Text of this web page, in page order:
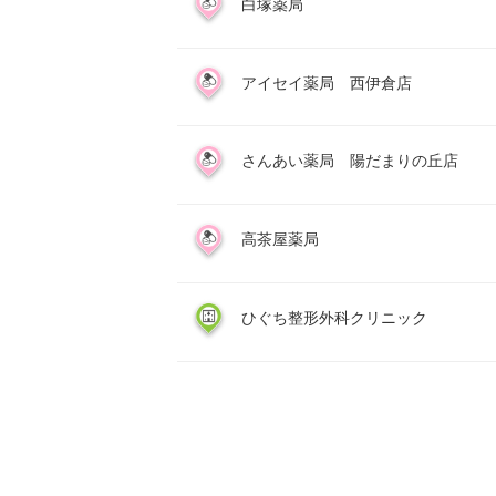
アイセイ薬局 西伊倉店
さんあい薬局 陽だまりの丘店
高茶屋薬局
ひぐち整形外科クリニック